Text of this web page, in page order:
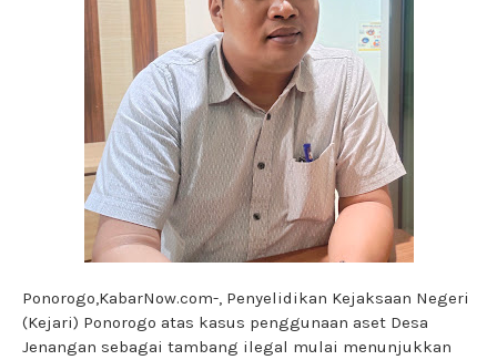
Ponorogo,KabarNow.com-, Penyelidikan Kejaksaan Negeri
(Kejari) Ponorogo atas kasus penggunaan aset Desa
Jenangan sebagai tambang ilegal mulai menunjukkan